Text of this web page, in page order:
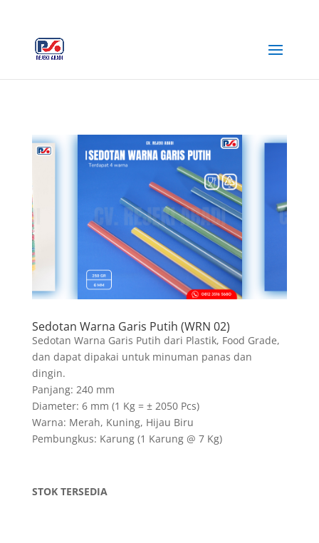
Sedotan Warna Garis Putih (WRN 02)
Sedotan Warna Garis Putih dari Plastik, Food Grade,
dan dapat dipakai untuk minuman panas dan
dingin.
Panjang: 240 mm
Diameter: 6 mm (1 Kg = ± 2050 Pcs)
Warna: Merah, Kuning, Hijau Biru
Pembungkus: Karung (1 Karung @ 7 Kg)
STOK TERSEDIA